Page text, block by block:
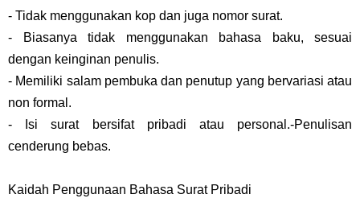
- Tidak menggunakan kop dan juga nomor surat.
- Biasanya tidak menggunakan bahasa baku, sesuai
dengan keinginan penulis.
- Memiliki salam pembuka dan penutup yang bervariasi atau
non formal.
- Isi surat bersifat pribadi atau personal.-Penulisan
cenderung bebas.
Kaidah Penggunaan Bahasa Surat Pribadi